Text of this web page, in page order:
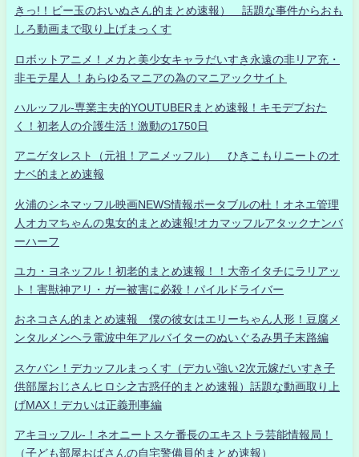
きっ!！ビー玉のおいぬさん的まとめ速報） 話題な事件からおも
しろ動画まで取り上げまっくす
ロボットアニメ！メカと美少女キャラだいすき永遠の非リア充・
非モテ星人 ！あらゆるマニアの為のマニアックサイト
ハルッフル-専業主夫的YOUTUBERまとめ速報！キモデブおた
く！初老人の介護生活！激動の1750日
アニゲタレスト（元祖！アニメッフル） ひきこもりニートのオ
ナベ的まとめ速報
火浦のシネマッフル映画NEWS情報ポータブルの杜！オネエ管理
人オカマちゃんの鬼女的まとめ速報!オカマッフルアタックナンバ
ーハーフ
ユカ・ヨネッフル！初老的まとめ速報！！大帝イタチにラリアッ
ト！害獣神アリ・ガー被害に必殺！パイルドライバー
おネコさん的まとめ速報 僕の彼女はエリーちゃん人形！豆腐メ
ンタルメンヘラ電波中年アルバイターのぬいぐるみ男子末路編
スケバン！デカッフルまっくす（デカい強い2次元嫁だいすき子
供部屋おじさんヒロシ之古惑仔的まとめ速報）話題な動画取り上
げMAX！デカいは正義刑事編
アキヨッフル-！ネオニートスケ番長のエキストラ芸能情報局！
（子ども部屋おばさんの自宅警備員的まとめ速報）